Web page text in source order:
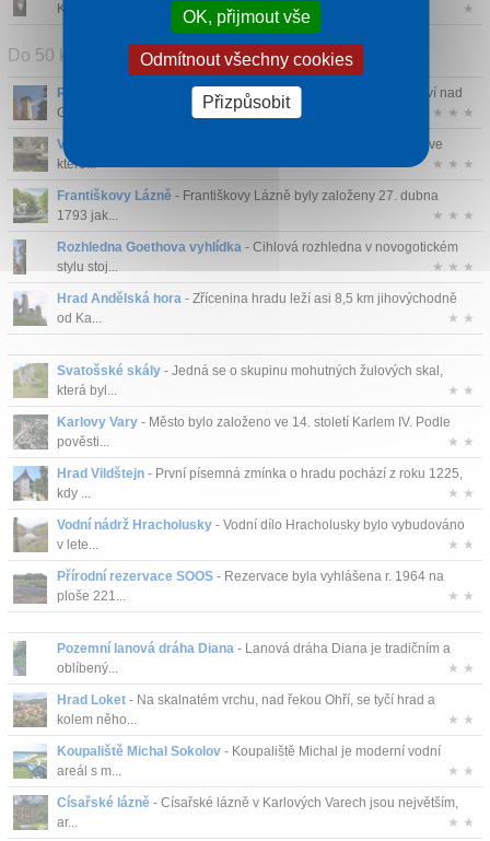
Krásenském ...
★
Do 50 km
Rozhledna Diana
- Věž z roku 1914 najdete na Výšině přátelství nad
Grandho...
★ ★ ★
Vřídelní kolonáda
- Jedna ze čtyř kolonád v Karlových Varech, ve
které...
★ ★ ★
Františkovy Lázně - Františkovy Lázně byly založeny 27. dubna
1793 jak...
★ ★ ★
Rozhledna Goethova vyhlídka - Cihlová rozhledna v novogotickém
stylu stoj...
★ ★ ★
Hrad Andělská hora - Zřícenina hradu leží asi 8,5 km jihovýchodně
od Ka...
★ ★
Svatošské skály - Jedná se o skupinu mohutných žulových skal,
která byl...
★ ★
Karlovy Vary - Město bylo založeno ve 14. století Karlem IV. Podle
pověsti...
★ ★
Hrad Vildštejn - První písemná zmínka o hradu pochází z roku 1225,
kdy ...
★ ★
Vodní nádrž Hracholusky - Vodní dílo Hracholusky bylo vybudováno
v lete...
★ ★
Přírodní rezervace SOOS - Rezervace byla vyhlášena r. 1964 na
ploše 221...
★ ★
Pozemní lanová dráha Diana - Lanová dráha Diana je tradičním a
oblíbený...
★ ★
Hrad Loket - Na skalnatém vrchu, nad řekou Ohří, se tyčí hrad a
kolem něho...
★ ★
Koupaliště Michal Sokolov - Koupaliště Michal je moderní vodní
areál s m...
★ ★
Císařské lázně - Císařské lázně v Karlových Varech jsou největším,
ar...
★ ★
OK, přijmout vše
Odmítnout všechny cookies
Přizpůsobit